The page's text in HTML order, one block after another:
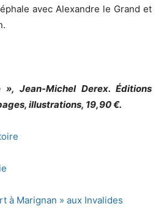
avec Alexandre le Grand et
Jean-Michel Derex. Éditions
illustrations, 19,90 €.
à Marignan » aux Invalides